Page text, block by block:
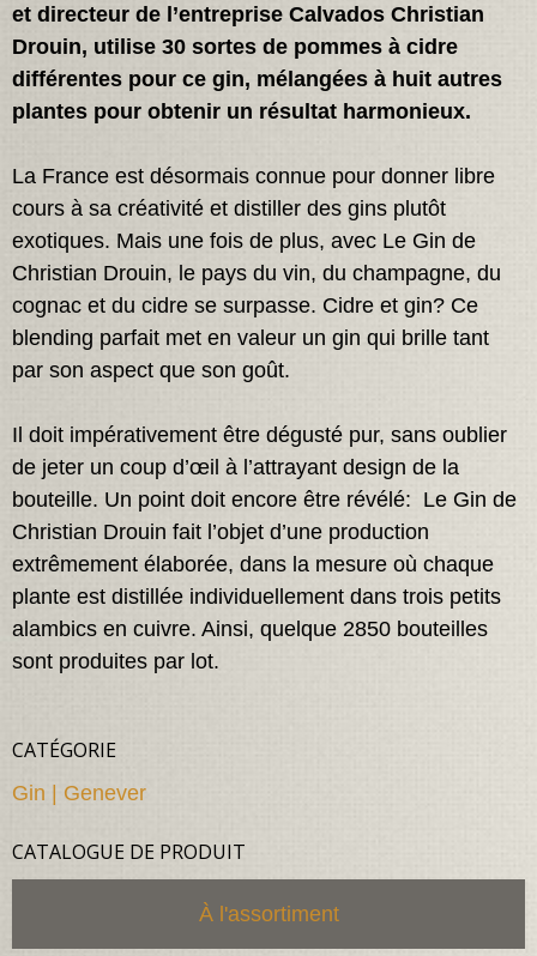
et directeur de l’entreprise Calvados Christian
Drouin, utilise 30 sortes de pommes à cidre
différentes pour ce gin, mélangées à huit autres
plantes pour obtenir un résultat harmonieux.
La France est désormais connue pour donner libre
cours à sa créativité et distiller des gins plutôt
exotiques. Mais une fois de plus, avec Le Gin de
Christian Drouin, le pays du vin, du champagne, du
cognac et du cidre se surpasse. Cidre et gin? Ce
blending parfait met en valeur un gin qui brille tant
par son aspect que son goût.
Il doit impérativement être dégusté pur, sans oublier
de jeter un coup d’œil à l’attrayant design de la
bouteille. Un point doit encore être révélé: Le Gin de
Christian Drouin fait l’objet d’une production
extrêmement élaborée, dans la mesure où chaque
plante est distillée individuellement dans trois petits
alambics en cuivre. Ainsi, quelque 2850 bouteilles
sont produites par lot.
CATÉGORIE
Gin | Genever
CATALOGUE DE PRODUIT
À l'assortiment